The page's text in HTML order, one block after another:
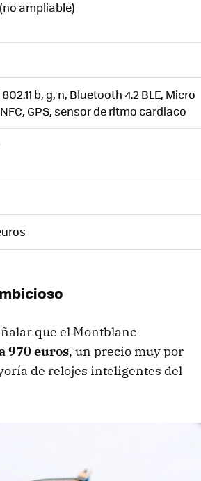
ampliable)
b, g, n, Bluetooth 4.2 BLE, Micro
GPS, sensor de ritmo cardiaco
que el Montblanc
970 euros, un precio muy por
de relojes inteligentes del